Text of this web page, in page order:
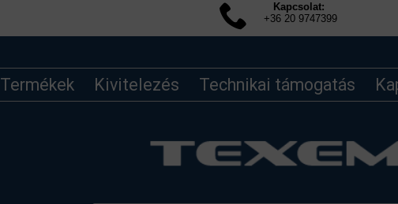
Kapcsolat:
+36 20 9747399
Termékek Kivitelezés Technikai támogatás